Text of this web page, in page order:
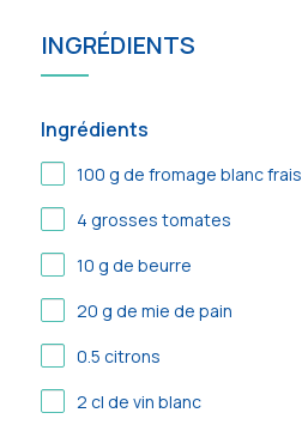
INGRÉDIENTS
Ingrédients
100 g de fromage blanc frais
4 grosses tomates
10 g de beurre
20 g de mie de pain
0.5 citrons
2 cl de vin blanc